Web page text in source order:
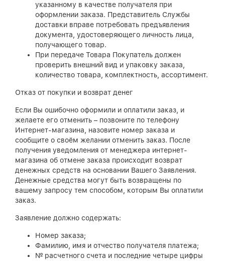
указанному в качестве получателя при
оформлении заказа. Представитель Службы
доставки вправе потребовать предъявления
документа, удостоверяющего личность лица,
получающего товар.
При передаче Товара Покупатель должен
проверить внешний вид и упаковку заказа,
количество товара, комплектность, ассортимент.
Отказ от покупки и возврат денег
Если Вы ошибочно оформили и оплатили заказ, и
желаете его отменить – позвоните по телефону
Интернет-магазина, назовите номер заказа и
сообщите о своём желании отменить заказ. После
получения уведомления от менеджера интернет-
магазина об отмене заказа происходит возврат
денежных средств на основании Вашего Заявления.
Денежные средства могут быть возвращены по
вашему запросу тем способом, которым Вы оплатили
заказ.
Заявление должно содержать:
Номер заказа;
Фамилию, имя и отчество получателя платежа;
№ расчетного счета и последние четыре цифры